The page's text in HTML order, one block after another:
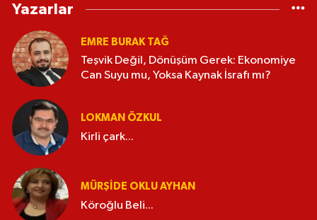
Yazarlar
EMRE BURAK TAĞ
Teşvik Değil, Dönüşüm Gerek: Ekonomiye
Can Suyu mu, Yoksa Kaynak İsrafı mı?
LOKMAN ÖZKUL
Kirli çark...
MÜRŞIDE OKLU AYHAN
Köroğlu Beli...